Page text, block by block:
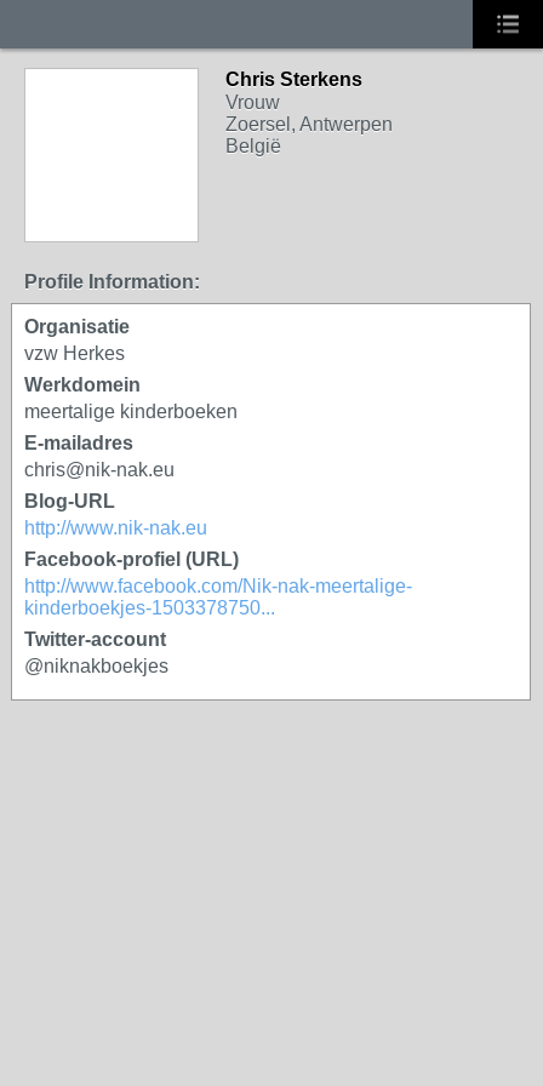
Chris Sterkens
Vrouw
Zoersel, Antwerpen
België
Profile Information:
Organisatie
vzw Herkes
Werkdomein
meertalige kinderboeken
E-mailadres
chris@nik-nak.eu
Blog-URL
http://www.nik-nak.eu
Facebook-profiel (URL)
http://www.facebook.com/Nik-nak-meertalige-
kinderboekjes-1503378750...
Twitter-account
@niknakboekjes